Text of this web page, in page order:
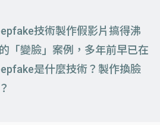
技術製作假影片搞得沸
「變臉」案例，多年前早已在
是什麼技術？製作換臉